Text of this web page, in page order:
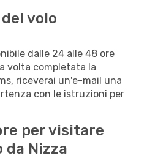
volo
dalle 24 alle 48 ore
volta completata la
riceverai un'e-mail una
con le istruzioni per
per visitare
da Nizza